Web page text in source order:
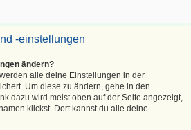
-einstellungen
ändern?
alle deine Einstellungen in der
Um diese zu ändern, gehe in den
dazu wird meist oben auf der Seite angezeigt,
klickst. Dort kannst du alle deine